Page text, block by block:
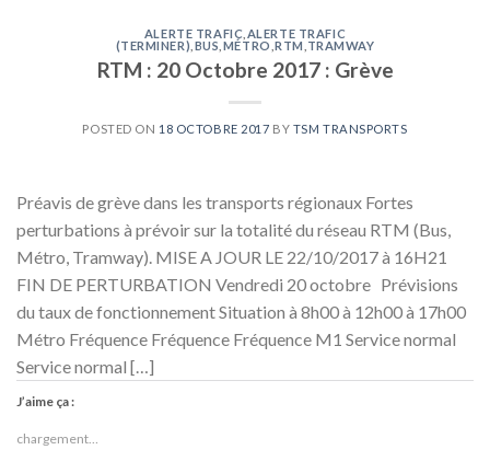
ALERTE TRAFIC ALERTE TRAFIC
(TERMINER) BUS MÉTRO ,RTM TRAMWAY
RTM : 20 Octobre 2017 : Grève
POSTED ON 18 OCTOBRE 2017 BY TSM TRANSPORTS
Préavis de grève dans les transports régionaux Fortes
perturbations à prévoir sur la totalité du réseau RTM (Bus,
Métro, Tramway). MISE A JOUR LE 22/10/2017 à 16H21
FIN DE PERTURBATION Vendredi 20 octobre Prévisions
du taux de fonctionnement Situation à 8h00 à 12h00 à 17h00
Métro Fréquence Fréquence Fréquence M1 Service normal
Service normal […]
J’aime ça :
chargement…